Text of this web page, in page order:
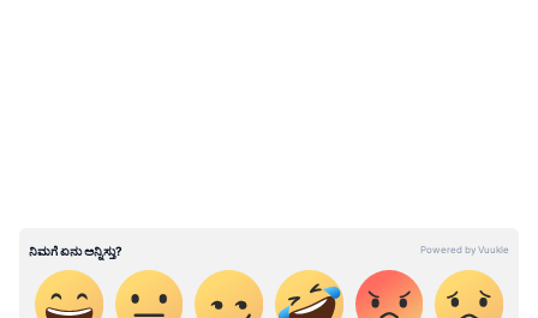
ಶಾಪೂರ್ ಜದ್ರಾನ್ ಅವರ ಸಾವಿಗೆ 'ಹೆಮೋಫಾಗೋಸೈಟಿಕ್
ಲಿಂಫೋಹಿಸ್ಟಿಯೋಸೈಟೋಸಿಸ್' (HLH) ಎಂಬ ಅಪರೂಪದ
ರಕ್ತ ಮತ್ತು ರೋಗನಿರೋಧಕ ಶಕ್ತಿಯ ಅಸ್ವಸ್ಥತೆ ಕಾರಣವಾಗಿದೆ.